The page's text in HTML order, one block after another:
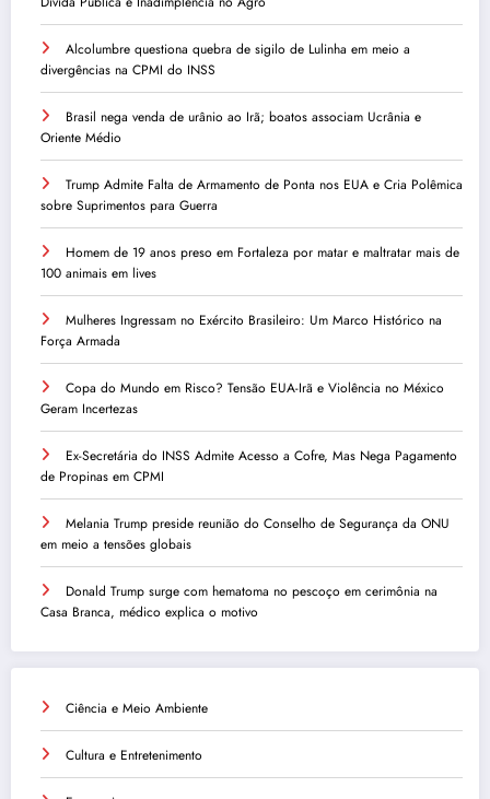
Alcolumbre questiona quebra de sigilo de Lulinha em meio a
divergências na CPMI do INSS
Brasil nega venda de urânio ao Irã; boatos associam Ucrânia e
Oriente Médio
Trump Admite Falta de Armamento de Ponta nos EUA e Cria Polêmica
sobre Suprimentos para Guerra
Homem de 19 anos preso em Fortaleza por matar e maltratar mais de
100 animais em lives
Mulheres Ingressam no Exército Brasileiro: Um Marco Histórico na
Força Armada
Copa do Mundo em Risco? Tensão EUA-Irã e Violência no México
Geram Incertezas
Ex-Secretária do INSS Admite Acesso a Cofre, Mas Nega Pagamento
de Propinas em CPMI
Melania Trump preside reunião do Conselho de Segurança da ONU
em meio a tensões globais
Donald Trump surge com hematoma no pescoço em cerimônia na
Casa Branca, médico explica o motivo
Ciência e Meio Ambiente
Cultura e Entretenimento